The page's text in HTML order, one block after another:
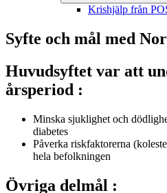
Krishjälp från
Syfte och mål med
Huvudsyftet var att
årsperiod :
Minska sjuklighet och
diabetes
Påverka riskfaktorerna
hela befolkningen
Övriga delmål :